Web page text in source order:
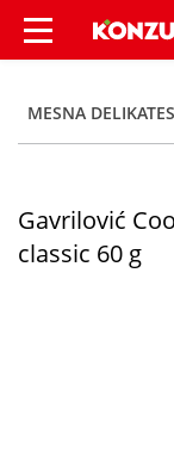
MESNA
Gavrilović
classic 60 g